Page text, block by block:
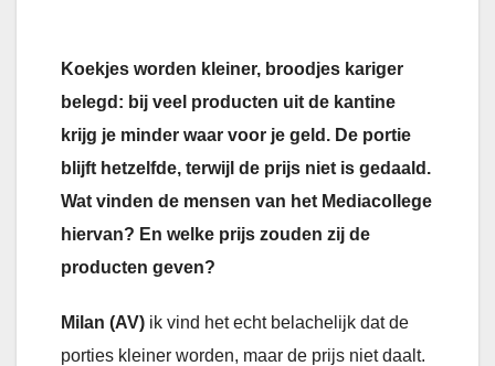
Koekjes worden kleiner, broodjes kariger
belegd: bij veel producten uit de kantine
krijg je minder waar voor je geld. De portie
blijft hetzelfde, terwijl de prijs niet is gedaald.
Wat vinden de mensen van het Mediacollege
hiervan? En welke prijs zouden zij de
producten geven?
Milan (AV) ik vind het echt belachelijk dat de
porties kleiner worden, maar de prijs niet daalt.